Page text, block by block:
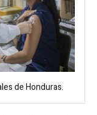
de Honduras.